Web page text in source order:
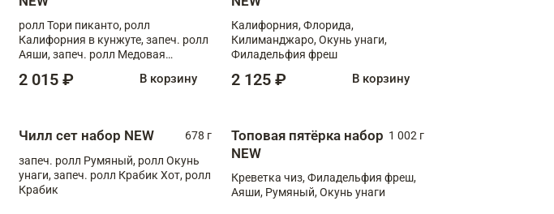
ролл Тори пиканто, ролл
Калифорния в кунжуте, запеч. ролл
Аяши, запеч. ролл Медовая
чукой
2 015 ₽ В корзину
Калифорния, Флорида,
Килиманджаро, Окунь унаги,
Филадельфия фреш
2 125 ₽ В корзину
Чилл сет набор NEW
678 г
запеч. ролл Румяный, ролл Окунь
унаги, запеч. ролл Крабик Хот, ролл
Крабик
Топовая пятёрка набор
NEW
1 002 г
Креветка чиз, Филадельфия фреш,
Аяши, Румяный, Окунь унаги